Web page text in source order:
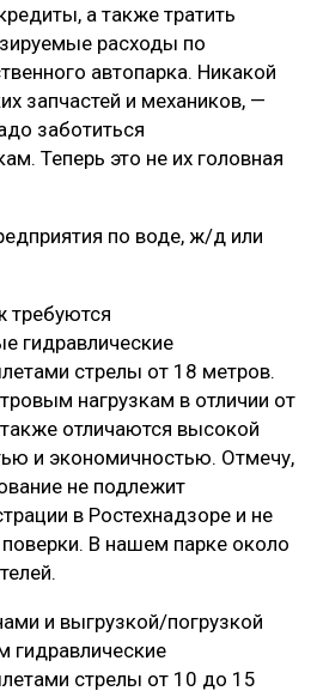
а также тратить
расходы по
автопарка. Никакой
запчастей и механиков, —
заботиться
Теперь это не их головная
по воде, ж/д или
требуются
гидравлические
стрелы от 18 метров.
нагрузкам в отличии от
отличаются высокой
и экономичностью. Отмечу,
не подлежит
в Ростехнадзоре и не
В нашем парке около
и выгрузкой/погрузкой
гидравлические
стрелы от 10 до 15